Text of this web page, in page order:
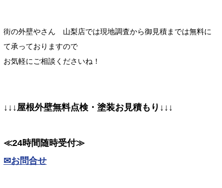
街の外壁やさん 山梨店では現地調査から御見積までは無料に
て承っておりますので
お気軽にご相談くださいね！
↓↓↓屋根外壁無料点検・塗装お見積もり↓↓↓
≪24時間随時受付≫
✉お問合せ